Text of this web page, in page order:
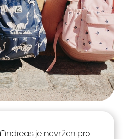
Andreas je navržen pro